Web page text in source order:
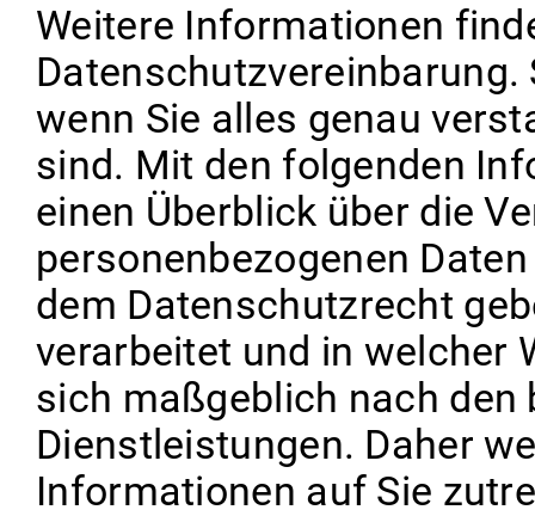
Weitere Informationen
Datenschutzvereinbarung.
wenn Sie alles genau
sind. Mit den folgenden
einen Überblick über die
personenbezogenen
dem Datenschutzrecht
verarbeitet und in welcher
sich maßgeblich nach
Dienstleistungen. Daher
Informationen auf Sie